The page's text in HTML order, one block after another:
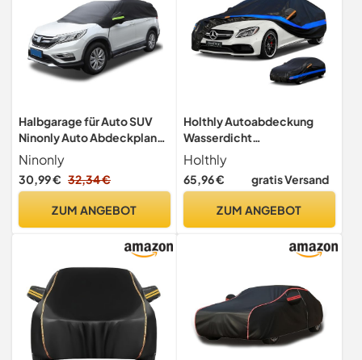
Halbgarage für Auto SUV
Ninonly Auto Abdeckplane
Halbgarage Wasserdicht
Outdoor Autoabdeckung
Halbgarage Mit Haken Und
SUVs Schwarz (SUV Up to
Ninonly
30,99 € 32,34 €
ZUM ANGEBOT
Holthly Autoabdeckung
Wasserdicht
Atmungsaktiv,Auto-
Abdeckplane für
Vollgarage,Regen,Sonne,S
Schutz.Autoplane passend
3er,VW Passat,usw.3XL.
Holthly
65,96 € gratis Versand
ZUM ANGEBOT